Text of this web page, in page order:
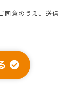
同意のうえ、送信